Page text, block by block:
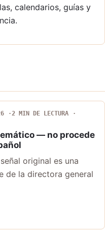
calendarios, guías y
2 MIN DE LECTURA
— no procede
original es una
de la directora general